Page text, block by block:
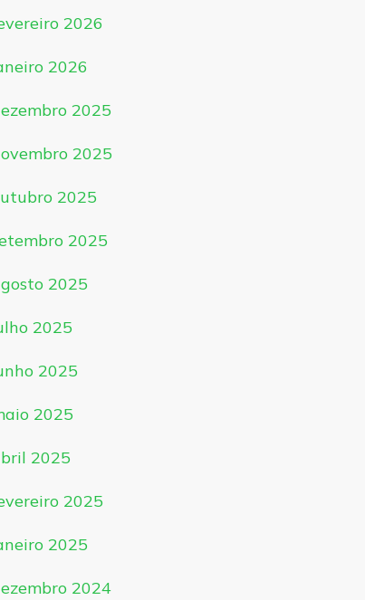
2026
2026
2025
2025
2025
2025
2025
2025
2025
2025
2025
2025
2025
2024